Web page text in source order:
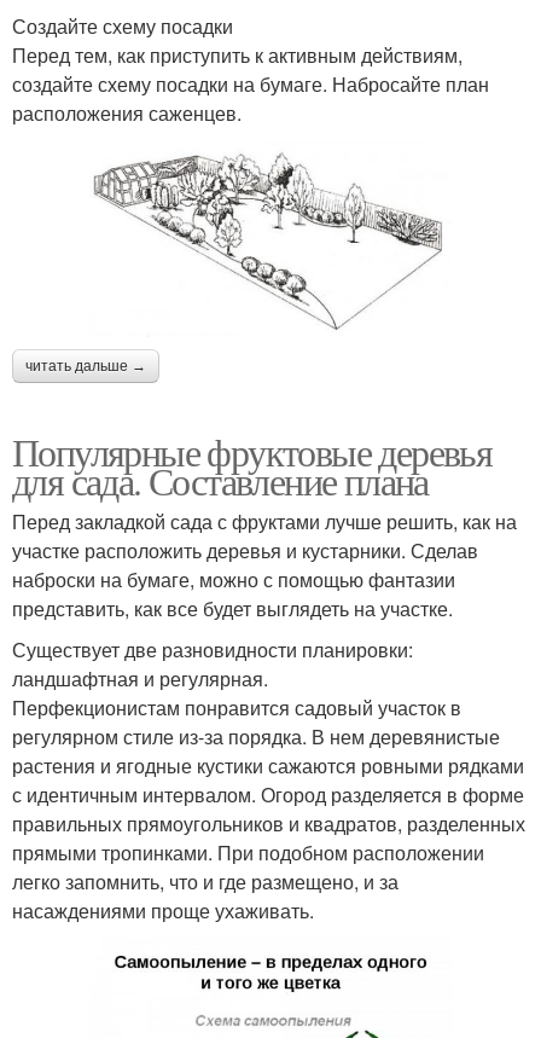
Создайте схему посадки
Перед тем, как приступить к активным действиям,
создайте схему посадки на бумаге. Набросайте план
расположения саженцев.
читать дальше →
Популярные фруктовые деревья
для сада. Составление плана
Перед закладкой сада с фруктами лучше решить, как на
участке расположить деревья и кустарники. Сделав
наброски на бумаге, можно с помощью фантазии
представить, как все будет выглядеть на участке.
Существует две разновидности планировки:
ландшафтная и регулярная.
Перфекционистам понравится садовый участок в
регулярном стиле из-за порядка. В нем деревянистые
растения и ягодные кустики сажаются ровными рядками
с идентичным интервалом. Огород разделяется в форме
правильных прямоугольников и квадратов, разделенных
прямыми тропинками. При подобном расположении
легко запомнить, что и где размещено, и за
насаждениями проще ухаживать.